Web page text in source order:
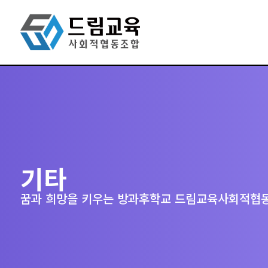
기타
꿈과 희망을 키우는 방과후학교 드림교육사회적협